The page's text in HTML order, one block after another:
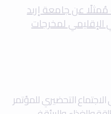
عن جامعة إربد
الإقليمي لمخرجات
التحضيري للمؤتمر